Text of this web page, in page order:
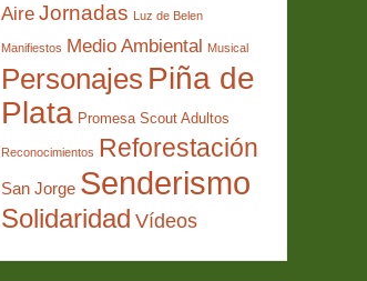
Aire Jornadas Luz de Belen
Manifiestos Medio Ambiental Musical
Personajes Piña de
Plata Promesa Scout Adultos
Reconocimientos Reforestación
San Jorge Senderismo
Solidaridad Vídeos